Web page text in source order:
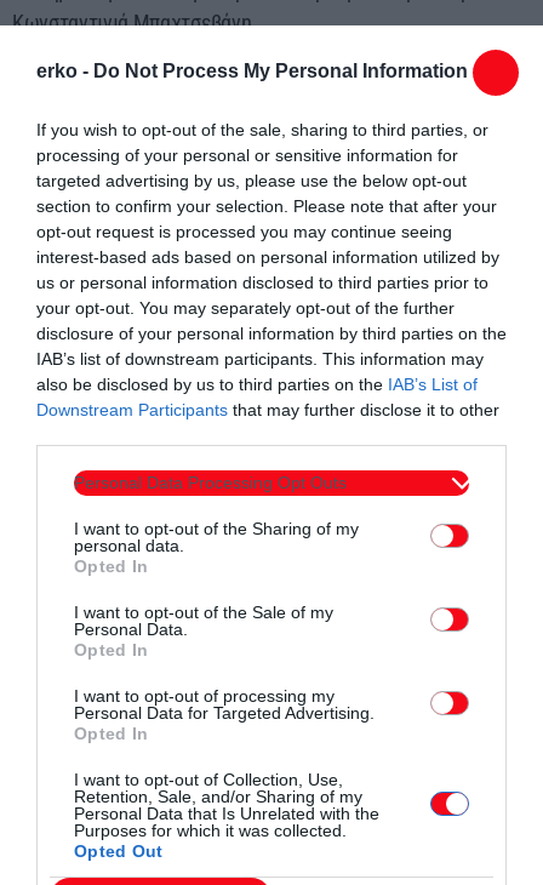
erko - Do Not Process My Personal Information
If you wish to opt-out of the sale, sharing to third parties, or
processing of your personal or sensitive information for
targeted advertising by us, please use the below opt-out
section to confirm your selection. Please note that after your
opt-out request is processed you may continue seeing
interest-based ads based on personal information utilized by
us or personal information disclosed to third parties prior to
your opt-out. You may separately opt-out of the further
disclosure of your personal information by third parties on the
IAB’s list of downstream participants. This information may
also be disclosed by us to third parties on the IAB’s List of
Downstream Participants that may further disclose it to other
Personal Data Processing Opt Outs
I want to opt-out of the Sharing of my
personal data.
Opted In
I want to opt-out of the Sale of my
Personal Data.
Opted In
I want to opt-out of processing my
Personal Data for Targeted Advertising.
Opted In
I want to opt-out of Collection, Use,
Retention, Sale, and/or Sharing of my
Personal Data that Is Unrelated with the
Purposes for which it was collected.
Opted Out
Κωνσταντινιά Μπαχτσεβάνη.
1 χάλκινο μετάλλιο για την Ιωάννα Τριανταφυλλίδου.
Πανελλήνιο Πρωτάθλημα Εφήβων Νεανίδων 2025,
στη Θεσσαλονίκη, 10-11 Μαΐου 2025.
Ασημένιο μετάλλιο για τη Δήμητρα Τριανταφυλλίδου.
Σχετικά άρθρα